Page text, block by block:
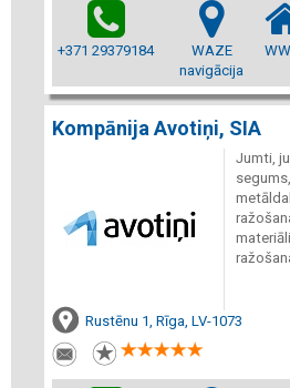
+371 29379184
WAZE
navigācija
Kompānija Avotiņi, SIA
Jumti,
Rustēnu 1, Rīga, LV-1073